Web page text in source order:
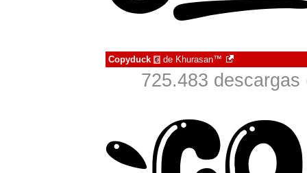
Copyduck € de Khurasan™
725.483 descargas